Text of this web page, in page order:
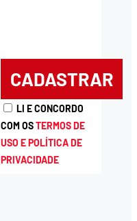
LI E CONCORDO
COM OSTERMOS DE
USO E POLÍTICA DE
PRIVACIDADE